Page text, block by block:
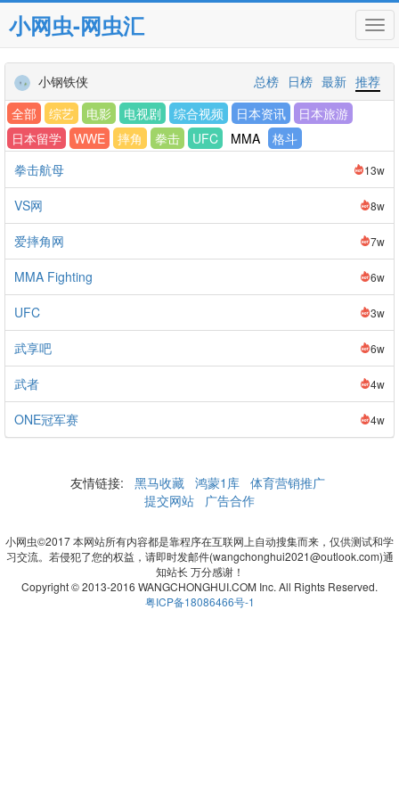
小网虫-网虫汇
小钢铁侠 推荐
最新
日榜
总榜
全部
综艺 电影 电视剧 综合视频 日本资讯
日本旅游
日本留学
WWE 摔角 拳击 UFC MMA
格斗
拳击航母
13w
VS网 8w
爱摔角网 7w
MMA Fighting 6w
UFC 3w
武享吧 6w
武者 4w
ONE冠军赛 4w
友情链接: 黑马收藏 鸿蒙1库 体育营销推广
提交网站
广告合作
小网虫©2017 本网站所有内容都是靠程序在互联网上自动搜集而来，仅供测试和学
习交流。若侵犯了您的权益，请即时发邮件(wangchonghui2021@outlook.com)通
知站长 万分感谢！
Copyright © 2013-2016 WANGCHONGHUI.COM Inc. All Rights Reserved.
粤ICP备18086466号-1